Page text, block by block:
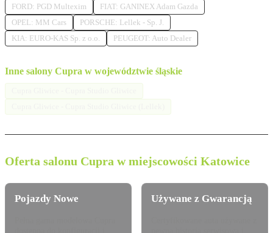
FORD: PGD Multexim
FIAT: GANINEX Adam Gazda
OPEL: MM Cars
PORSCHE: Lellek - Sp. J.
KIA: EURO-KAS Sp. z o.o.
PEUGEOT: Auto Dealer
Inne salony Cupra w województwie śląskie
Oferta salonu Cupra w miejscowości Katowice
Pojazdy Nowe Używane z Gwarancją